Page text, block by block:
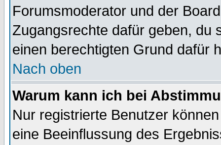
Forumsmoderator und der
Zugangsrechte dafür geben, du
einen berechtigten Grund dafür
Nach oben
Warum kann ich bei
Nur registrierte Benutzer
eine Beeinflussung des